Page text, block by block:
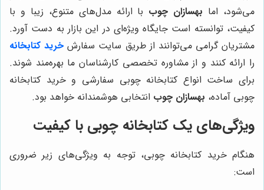
می‌شود، اما بهسازان چوب با ارائه مدل‌های متنوع، زیبا و با
کیفیت، توانسته است جایگاه ویژه‌ای در این بازار به دست آورد.
مشتریان گرامی می‌توانند از طریق سایت سفارش خرید کتابخانه
را ارائه کنند و از مشاوره تخصصی کارشناسان ما بهره‌مند شوند.
برای ساخت انواع کتابخانه چوبی سفارشی و خرید کتابخانه
چوبی آماده، بهسازان چوب انتخابی هوشمندانه خواهد بود.
ویژگی‌های یک کتابخانه چوبی با کیفیت
هنگام خرید کتابخانه چوبی، توجه به ویژگی‌های زیر ضروری
است: